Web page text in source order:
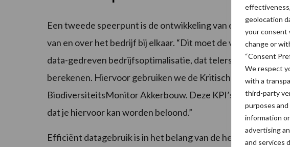
geolocation
your consent
change or
“Consent
We respect
with a
third-party
purposes
information
advertising
and services
Een tweede speerpunt is de ontwikkeling van een
van en over het bedrijf bij elkaar. “Dit moet de versnippering
data-gedreven bedrijfsoptimalisatie, dat telers hierin
berekenen. Hiervoor gebruiken we de Kritische Prestatie
BiodiversiteitsMonitor Akkerbouw. Deze KPI’s laten zien
dat je hiervoor kan worden beloond.”
Efficiënt datagebruik is in het belang van de hele keten. “We